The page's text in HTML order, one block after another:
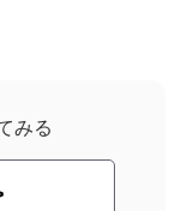
みる